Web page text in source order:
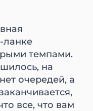
ланке
темпами.
на
очередей, а
все, что вам